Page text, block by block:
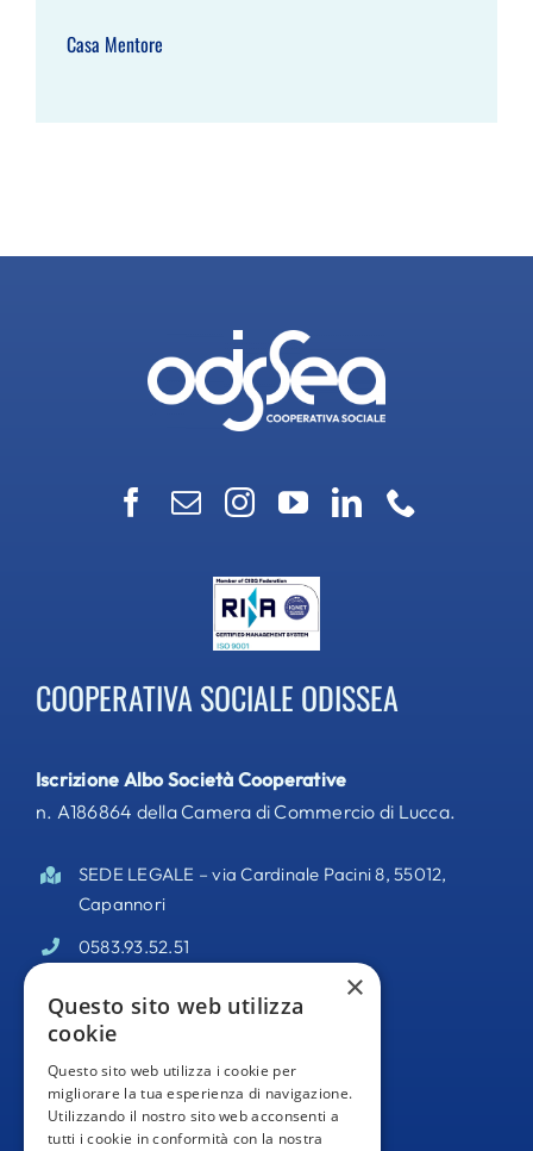
Casa Mentore
COOPERATIVA SOCIALE ODISSEA
Iscrizione Albo Società Cooperative
n. A186864 della Camera di Commercio di Lucca.
SEDE LEGALE – via Cardinale Pacini 8, 55012,
Capannori
0583.93.52.51
odisseacooperativa@pec.it
Partita IVA 02095140469
Informativa Privacy
Whistleblowing
×
Questo sito web utilizza
cookie
Questo sito web utilizza i cookie per
migliorare la tua esperienza di navigazione.
Utilizzando il nostro sito web acconsenti a
tutti i cookie in conformità con la nostra